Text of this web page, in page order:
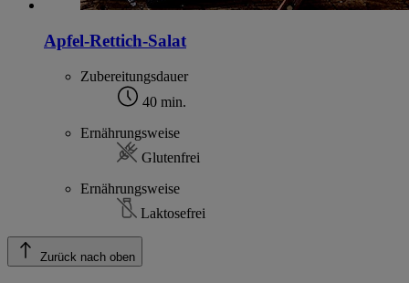
Apfel-Rettich-Salat
Zubereitungsdauer
40 min.
Ernährungsweise
Glutenfrei
Ernährungsweise
Laktosefrei
Zurück nach oben